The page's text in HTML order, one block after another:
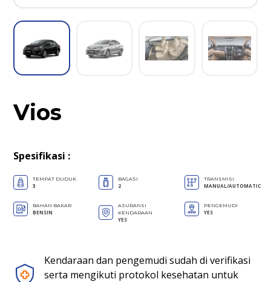
Vios
Spesifikasi :
TEMPAT DUDUK
3
BAGASI
2
TRANSMISI
MANUAL/AUTOMATIC
BAHAN BAKAR
BENSIN
ASURANSI
KENDARAAN
YES
PENGEMUDI
YES
Kendaraan dan pengemudi sudah di verifikasi
serta mengikuti protokol kesehatan untuk